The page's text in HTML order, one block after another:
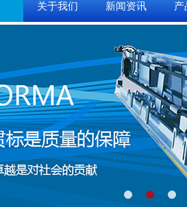
关于我们 新闻资讯 产